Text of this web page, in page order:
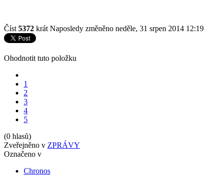
Číst 5372 krát Naposledy změněno neděle, 31 srpen 2014 12:19
Ohodnotit tuto položku
1
2
3
4
5
(0 hlasů)
Zveřejněno v ZPRÁVY
Označeno v
Chronos